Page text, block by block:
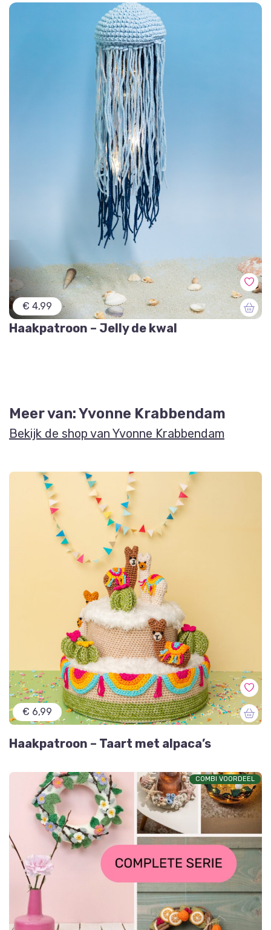
€ 4,99
Haakpatroon – Jelly de kwal
Meer van: Yvonne Krabbendam
Bekijk de shop van Yvonne Krabbendam
€ 6,99
Haakpatroon – Taart met alpaca’s
COMBI VOORDEEL